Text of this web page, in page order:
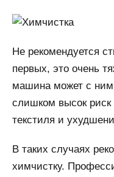
Не рекомендуется
первых, это очень
машина может с ним
слишком высок риск
текстиля и
В таких случаях
химчистку.